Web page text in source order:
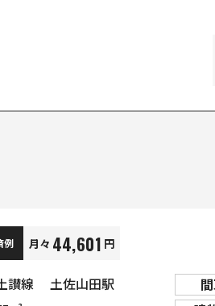
例 月々 44,601 円
讃線 土佐山田駅